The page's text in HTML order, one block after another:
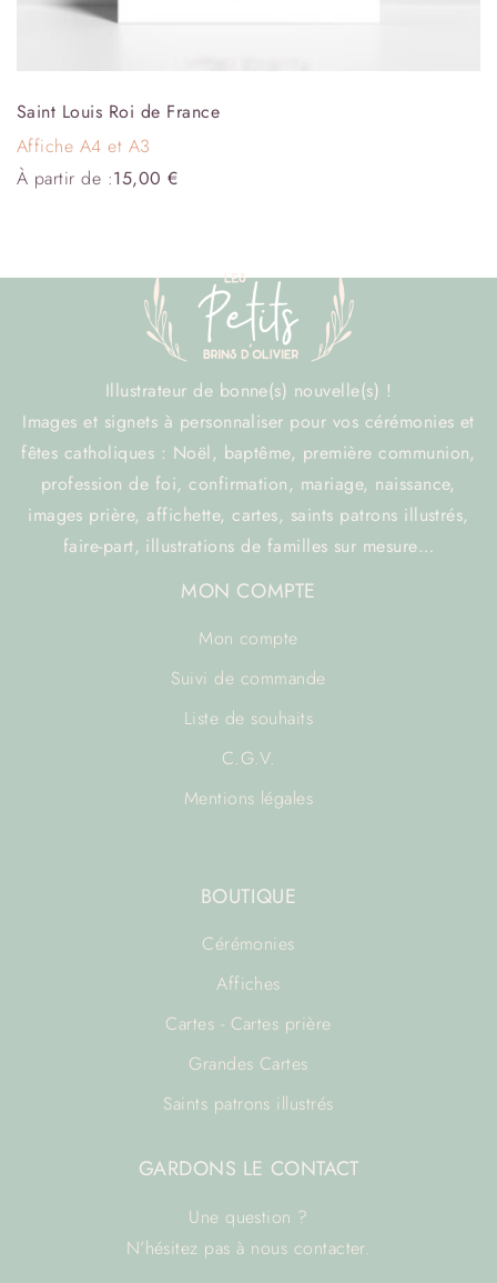
Saint Louis Roi de France
Affiche A4 et A3
À partir de :15,00€
Illustrateur de bonne(s) nouvelle(s) !
Images et signets à personnaliser pour vos cérémonies et
fêtes catholiques : Noël, baptême, première communion,
profession de foi, confirmation, mariage, naissance,
images prière, affichette, cartes, saints patrons illustrés,
faire-part, illustrations de familles sur mesure…
MON COMPTE
Mon compte
Suivi de commande
Liste de souhaits
C.G.V.
Mentions légales
BOUTIQUE
Cérémonies
Affiches
Cartes - Cartes prière
Grandes Cartes
Saints patrons illustrés
GARDONS LE CONTACT
Une question ?
N’hésitez pas à nous contacter.